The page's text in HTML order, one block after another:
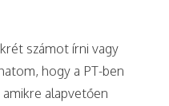
számot írni vagy
hogy a PT-ben
alapvetően